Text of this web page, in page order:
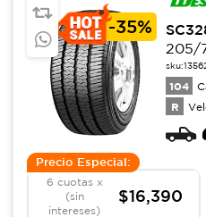
-35%
205/
sku:
104
R
Precio Especial:
6 cuotas x
(sin
intereses)
$16,390